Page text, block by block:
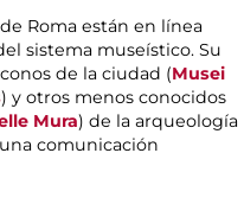
Roma están en línea
sistema museístico. Su
de la ciudad (Musei
) y otros menos conocidos
Mura) de la arqueología
comunicación